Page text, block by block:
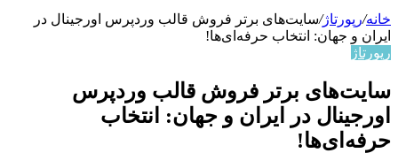
خانه/رپورتاژ/سایت‌های برتر فروش قالب وردپرس اورجینال در
ایران و جهان: انتخاب حرفه‌ای‌ها!
رپورتاژ
سایت‌های برتر فروش قالب وردپرس
اورجینال در ایران و جهان: انتخاب
حرفه‌ای‌ها!